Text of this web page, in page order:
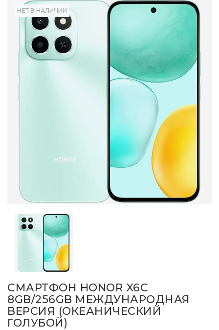
НЕТ В НАЛИЧИИ
СМАРТФОН HONOR X6C
8GB/256GB МЕЖДУНАРОДНАЯ
ВЕРСИЯ (ОКЕАНИЧЕСКИЙ
ГОЛУБОЙ)